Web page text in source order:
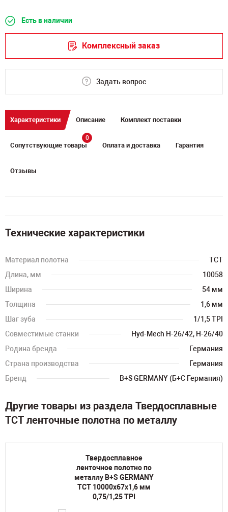
Есть в наличии
Комплексный заказ
Задать вопрос
Характеристики Описание Комплект поставки
Сопутствующие товары
0
Оплата и доставка Гарантия
Отзывы
Технические характеристики
Материал полотна
TCT
Длина, мм
10058
Ширина
54 мм
Толщина
1,6 мм
Шаг зуба
1/1,5 TPI
Совместимые станки
Hyd-Mech H-26/42, H-26/40
Родина бренда
Германия
Страна производства
Германия
Бренд
B+S GERMANY (Б+С Германия)
Другие товары из раздела Твердосплавные
TCT ленточные полотна по металлу
Твердосплавное
ленточное полотно по
металлу B+S GERMANY
TCT 10000х67х1,6 мм
0,75/1,25 TPI